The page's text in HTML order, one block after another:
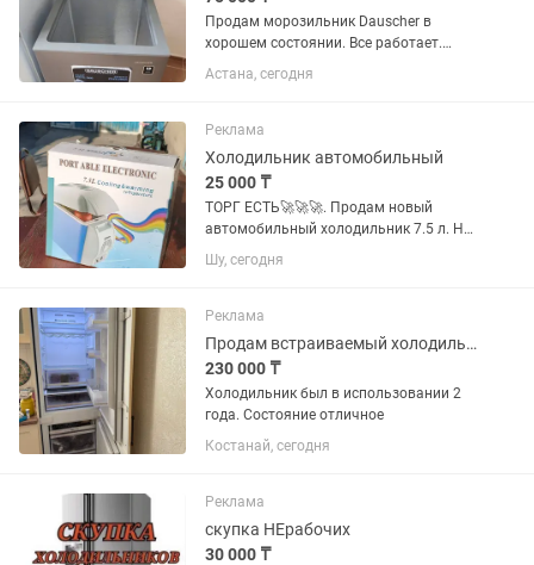
Продам морозильник Dauscher в
хорошем состоянии. Все работает.
Продаю в связи переездом.
Астана, сегодня
Реклама
Холодильник автомобильный
25 000 ₸
ТОРГ ЕСТЬ🚀🚀🚀. Продам новый
автомобильный холодильник 7.5 л. Не
использовался ни разу, полностью
новый. Оснащён функциями
поездок, отдыха, рыбалки, кемпинга и...
Шу, сегодня
Реклама
Продам встраиваемый холодильник
230 000 ₸
Холодильник был в использовании 2
года. Состояние отличное
Костанай, сегодня
Реклама
скупка НЕрабочих
30 000 ₸